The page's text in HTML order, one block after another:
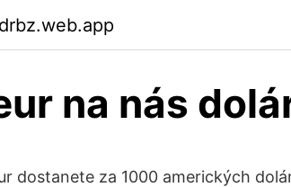
na nás
dostanete za 1000 amerických